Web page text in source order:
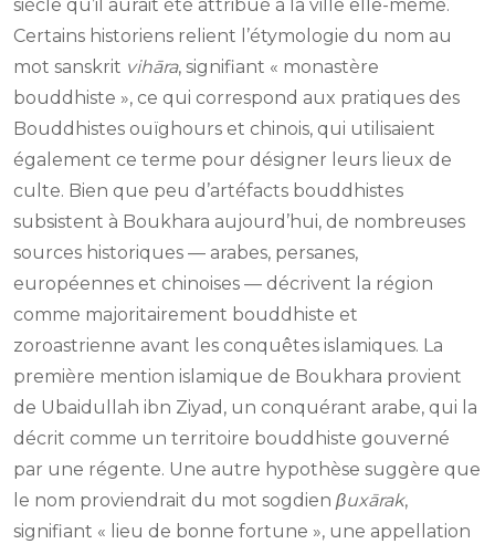
siècle qu’il aurait été attribué à la ville elle-même.
Certains historiens relient l’étymologie du nom au
mot sanskrit vihāra, signifiant « monastère
bouddhiste », ce qui correspond aux pratiques des
Bouddhistes ouïghours et chinois, qui utilisaient
également ce terme pour désigner leurs lieux de
culte. Bien que peu d’artéfacts bouddhistes
subsistent à Boukhara aujourd’hui, de nombreuses
sources historiques — arabes, persanes,
européennes et chinoises — décrivent la région
comme majoritairement bouddhiste et
zoroastrienne avant les conquêtes islamiques. La
première mention islamique de Boukhara provient
de Ubaidullah ibn Ziyad, un conquérant arabe, qui la
décrit comme un territoire bouddhiste gouverné
par une régente. Une autre hypothèse suggère que
le nom proviendrait du mot sogdien βuxārak,
signifiant « lieu de bonne fortune », une appellation